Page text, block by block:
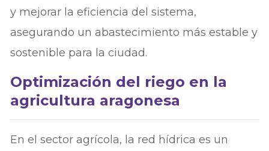
y mejorar la eficiencia del sistema,
asegurando un abastecimiento más estable y
sostenible para la ciudad.
Optimización del riego en la
agricultura aragonesa
En el sector agrícola, la red hídrica es un